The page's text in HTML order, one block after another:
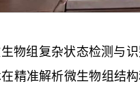
物组复杂状态检测与
精准解析微生物组结